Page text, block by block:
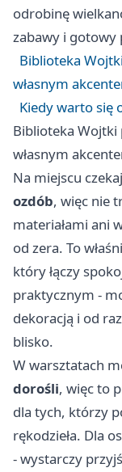
odrobinę
zabawy i gotowy
Biblioteka
własnym
Kiedy warto się
Biblioteka Wojtki
własnym
Na miejscu
ozdób, więc nie
materiałami ani
od zera. To
który łączy
praktycznym -
dekoracją i od
blisko.
W warsztatach
dorośli, więc to
dla tych, którzy
rękodzieła. Dla
- wystarczy